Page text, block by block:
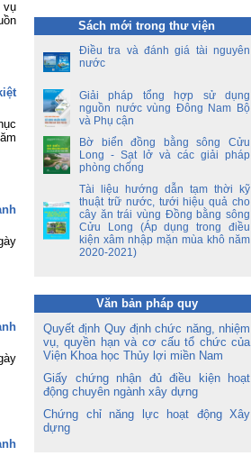
vụ
Sách mới trong thư viện
Điều tra và đánh giá tài nguyên
nước
Giải pháp tổng hợp sử dụng
nguồn nước vùng Đông Nam Bộ
và Phụ cận
Bờ biển đồng bằng sông Cửu
Long - Sạt lở và các giải pháp
phòng chống
Tài liệu hướng dẫn tạm thời kỹ
thuật trữ nước, tưới hiệu quả cho
cây ăn trái vùng Đồng bằng sông
Cửu Long (Áp dụng trong điều
kiện xâm nhập mặn mùa khô năm
2020-2021)
Văn bản pháp quy
Quyết định Quy định chức năng, nhiệm
vụ, quyền hạn và cơ cấu tổ chức của
Viện Khoa học Thủy lợi miền Nam
Giấy chứng nhận đủ điều kiện hoạt
động chuyên ngành xây dựng
Chứng chỉ năng lực hoạt động Xây
dựng